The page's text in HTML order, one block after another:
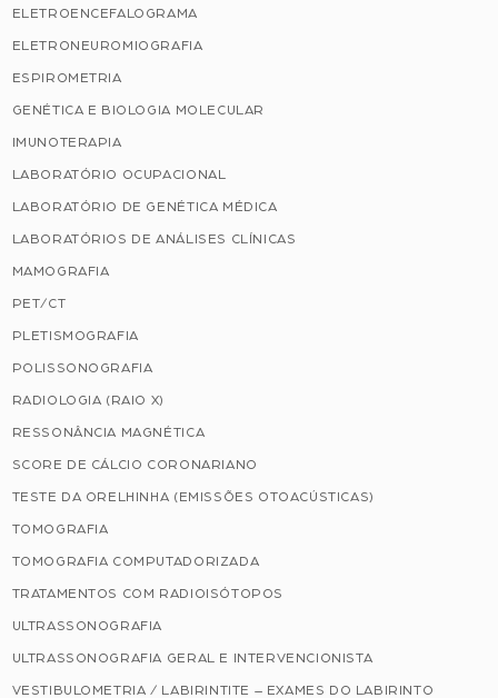
ELETROENCEFALOGRAMA
ELETRONEUROMIOGRAFIA
ESPIROMETRIA
GENÉTICA E BIOLOGIA MOLECULAR
IMUNOTERAPIA
LABORATÓRIO OCUPACIONAL
LABORATÓRIO DE GENÉTICA MÉDICA
LABORATÓRIOS DE ANÁLISES CLÍNICAS
MAMOGRAFIA
PET/CT
PLETISMOGRAFIA
POLISSONOGRAFIA
RADIOLOGIA (RAIO X)
RESSONÂNCIA MAGNÉTICA
SCORE DE CÁLCIO CORONARIANO
TESTE DA ORELHINHA (EMISSÕES OTOACÚSTICAS)
TOMOGRAFIA
TOMOGRAFIA COMPUTADORIZADA
TRATAMENTOS COM RADIOISÓTOPOS
ULTRASSONOGRAFIA
ULTRASSONOGRAFIA GERAL E INTERVENCIONISTA
VESTIBULOMETRIA / LABIRINTITE – EXAMES DO LABIRINTO